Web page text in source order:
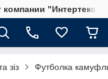
"Интертекс"
зіз Футболка